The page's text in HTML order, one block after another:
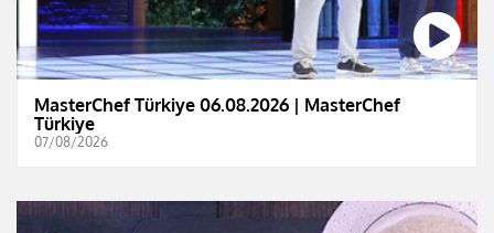
MasterChef Türkiye 06.08.2026 | MasterChef
Türkiye
07/08/2026